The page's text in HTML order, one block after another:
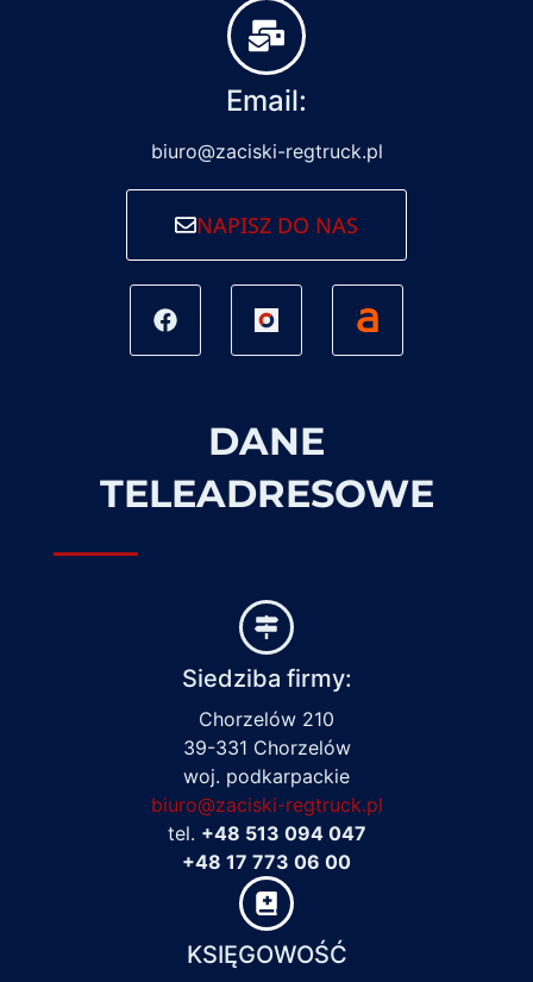
Email:
biuro@zaciski-regtruck.pl
NAPISZ DO NAS
DANE
TELEADRESOWE
Siedziba firmy:
Chorzelów 210
39-331 Chorzelów
woj. podkarpackie
biuro@zaciski-regtruck.pl
tel. +48 513 094 047
+48 17 773 06 00
KSIĘGOWOŚĆ